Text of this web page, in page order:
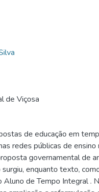
de Viçosa
de educação em
redes públicas de ensino
governamental de
enquanto texto,
de Tempo Integral .